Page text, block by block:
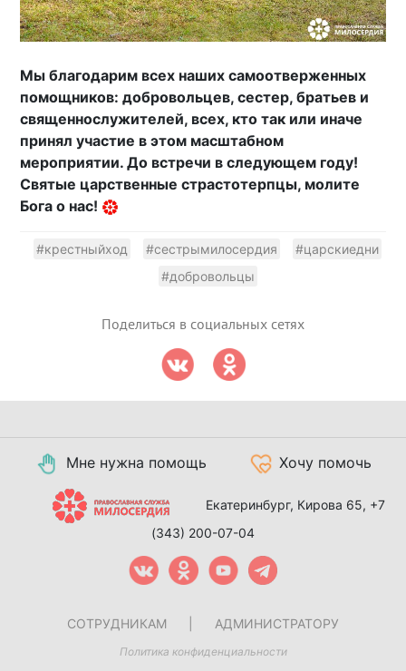
Мы благодарим всех наших самоотверженных
помощников: добровольцев, сестер, братьев и
священнослужителей, всех, кто так или иначе
принял участие в этом масштабном
мероприятии. До встречи в следующем году!
Святые царственные страстотерпцы, молите
Бога о нас!
#крестныйход #сестрымилосердия
#царскиедни
#добровольцы
Поделиться в социальных сетях
Мне нужна помощь Хочу помочь
Екатеринбург, Кирова 65, +7
(343) 200-07-04
СОТРУДНИКАМ АДМИНИСТРАТОРУ
Политика конфиденциальности